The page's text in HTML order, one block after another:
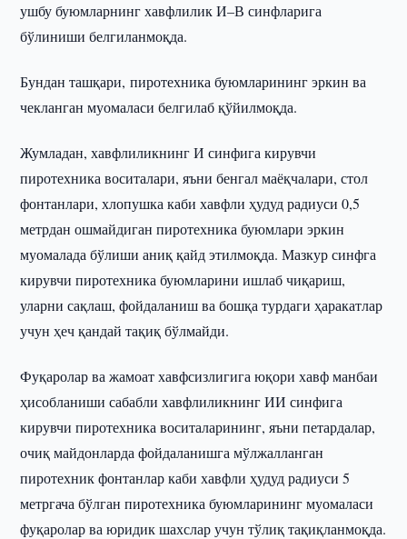
ушбу буюмларнинг хавфлилик И–В синфларига
бўлиниши белгиланмоқда.
Бундан ташқари, пиротехника буюмларининг эркин ва
чекланган муомаласи белгилаб қўйилмоқда.
Жумладан, хавфлиликнинг И синфига кирувчи
пиротехника воситалари, яъни бенгал маёқчалари, стол
фонтанлари, хлопушка каби хавфли ҳудуд радиуси 0,5
метрдан ошмайдиган пиротехника буюмлари эркин
муомалада бўлиши аниқ қайд этилмоқда. Мазкур синфга
кирувчи пиротехника буюмларини ишлаб чиқариш,
уларни сақлаш, фойдаланиш ва бошқа турдаги ҳаракатлар
учун ҳеч қандай тақиқ бўлмайди.
Фуқаролар ва жамоат хавфсизлигига юқори хавф манбаи
ҳисобланиши сабабли хавфлиликнинг ИИ синфига
кирувчи пиротехника воситаларининг, яъни петардалар,
очиқ майдонларда фойдаланишга мўлжалланган
пиротехник фонтанлар каби хавфли ҳудуд радиуси 5
метргача бўлган пиротехника буюмларининг муомаласи
фуқаролар ва юридик шахслар учун тўлиқ тақиқланмоқда.